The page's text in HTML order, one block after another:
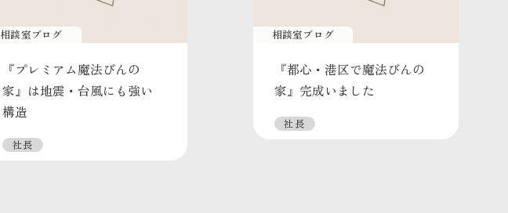
相談室ブログ
『プレミアム魔法びんの
家』は地震・台風にも強い
構造
社長
相談室ブログ
『都心・港区で魔法びんの
家』完成いました
社長